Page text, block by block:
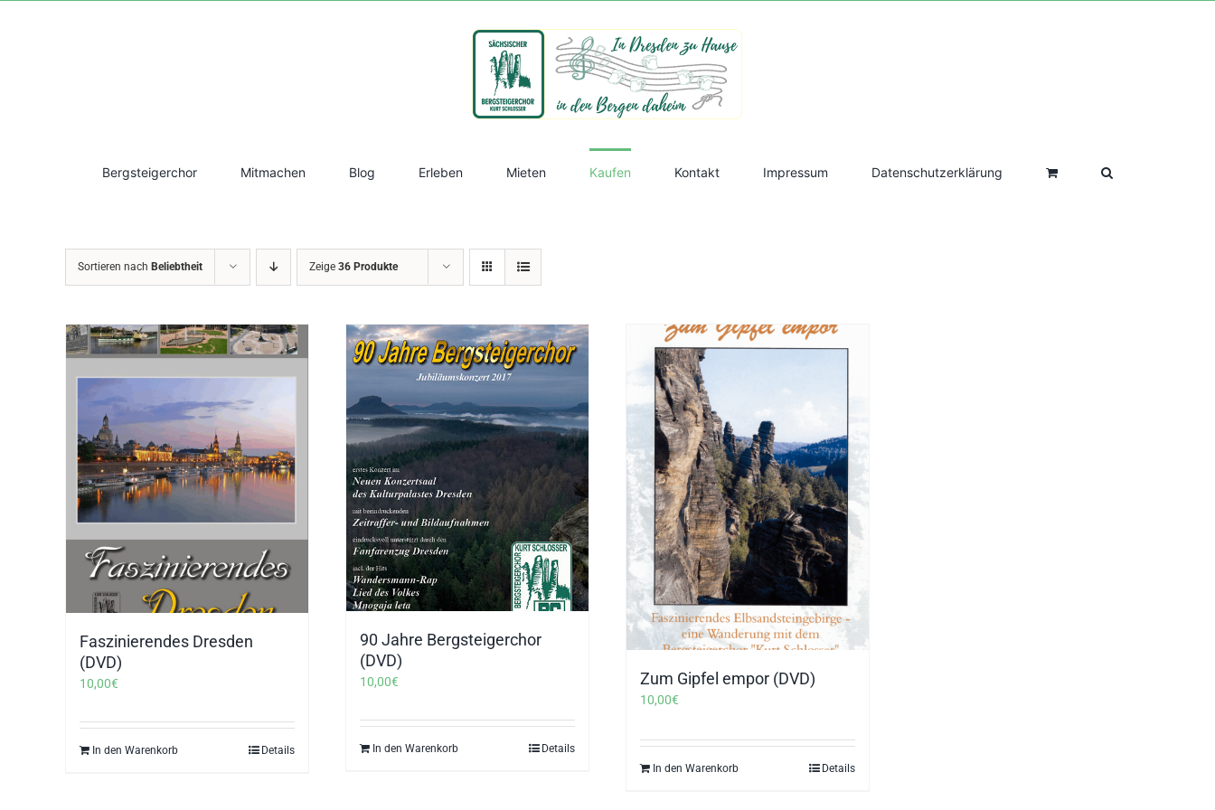
Bergsteigerchor Mitmachen Blog Erleben Mieten Kaufen Kontakt Impressum Datenschutzerklärung
Sortieren nach Beliebtheit Zeige 36 Produkte
Faszinierendes Dresden
(DVD)
10,00€
In den Warenkorb Details
90 Jahre Bergsteigerchor
(DVD)
10,00€
In den Warenkorb Details
Zum Gipfel empor (DVD)
10,00€
In den Warenkorb Details